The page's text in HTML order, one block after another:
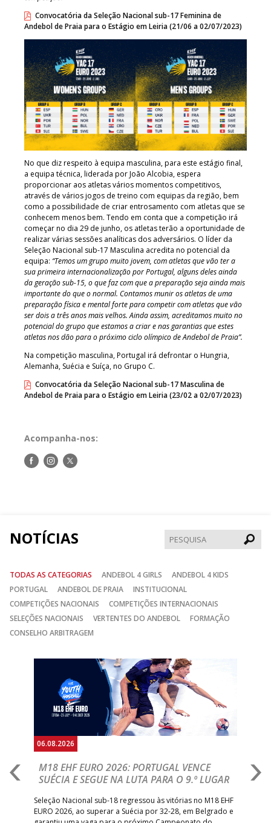
Convocatória da Seleção Nacional sub-17 Feminina de
Andebol de Praia para o Estágio em Leiria (21/06 a 02/07/2023)
No que diz respeito à equipa masculina, para este estágio final,
a equipa técnica, liderada por João Alcobia, espera
proporcionar aos atletas vários momentos competitivos,
através de vários jogos de treino com equipas da região, bem
como a possibilidade de criar entrosamento com atletas que se
conhecem menos bem. Tendo em conta que a competição irá
começar no dia 29 de junho, os atletas terão a oportunidade de
realizar várias sessões analíticas dos adversários. O líder da
Seleção Nacional sub-17 Masculina acredita no potencial da
equipa: “Temos um grupo muito jovem, com atletas que vão ter a
sua primeira internacionalização por Portugal, alguns deles ainda
da geração sub-15, o que faz com que a preparação seja ainda mais
importante do que o normal. Contamos munir os atletas de uma
preparação física e mental forte para competir com atletas que vão
ser dois a três anos mais velhos. Ainda assim, acreditamos muito no
potencial do grupo que estamos a criar e nas garantias que estes
atletas nos dão para o próximo ciclo olímpico de Andebol de Praia”.
Na competição masculina, Portugal irá defrontar o Hungria,
Alemanha, Suécia e Suíça, no Grupo C.
Convocatória da Seleção Nacional sub-17 Masculina de
Andebol de Praia para o Estágio em Leiria (23/02 a 02/07/2023)
Acompanha-nos:
Siga-Siga-Siga-
NOTÍCIAS
TODAS AS CATEGORIAS ANDEBOL 4 GIRLS
ANDEBOL 4 KIDS
PORTUGAL
ANDEBOL DE PRAIA
INSTITUCIONAL
COMPETIÇÕES NACIONAIS
COMPETIÇÕES INTERNACIONAIS
SELEÇÕES NACIONAIS
VERTENTES DO ANDEBOL
FORMAÇÃO
CONSELHO ARBITRAGEM
06.08.2026
M18 EHF EURO 2026: PORTUGAL VENCE
SUÉCIA E SEGUE NA LUTA PARA O 9.º LUGAR
Seleção Nacional sub-18 regressou às vitórias no M18 EHF
EURO 2026, ao superar a Suécia por 32-28, em Belgrado e